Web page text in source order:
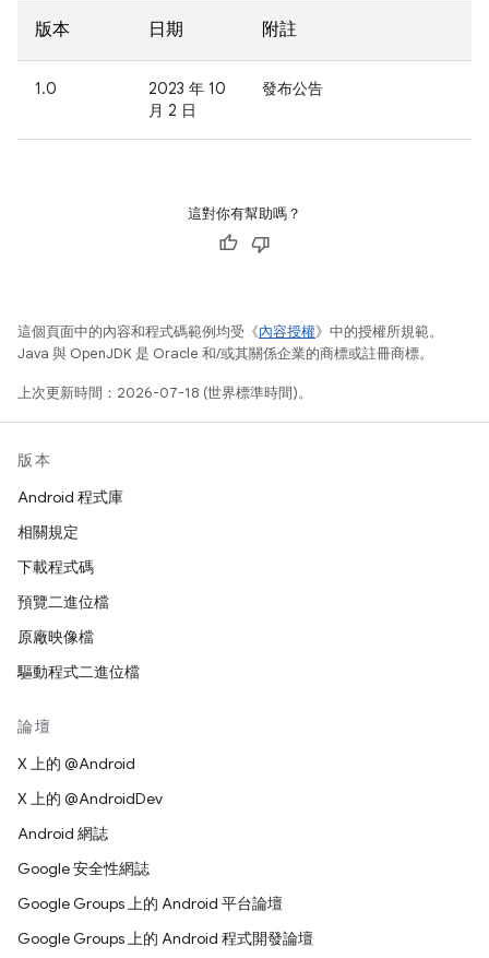
版本 日期 附註
1.0
2023 年 10
月 2 日
發布公告
這對你有幫助嗎？
這個頁面中的內容和程式碼範例均受《內容授權》中的授權所規範。
Java 與 OpenJDK 是 Oracle 和/或其關係企業的商標或註冊商標。
上次更新時間：2026-07-18 (世界標準時間)。
版本
Android 程式庫
相關規定
下載程式碼
預覽二進位檔
原廠映像檔
驅動程式二進位檔
論壇
X 上的 @Android
X 上的 @AndroidDev
Android 網誌
Google 安全性網誌
Google Groups 上的 Android 平台論壇
Google Groups 上的 Android 程式開發論壇